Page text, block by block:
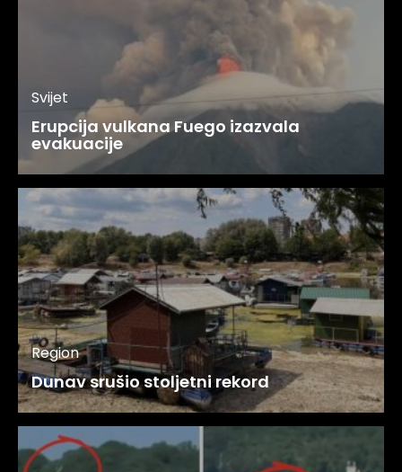
Svijet
Erupcija vulkana Fuego izazvala
evakuacije
Region
Dunav srušio stoljetni rekord